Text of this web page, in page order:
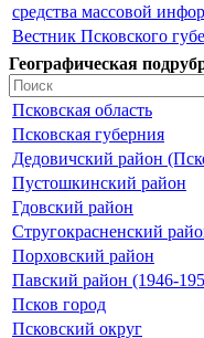
средства массовой
Вестник Псковского
Географическая
Псковская область
Псковская губерния
Дедовичский район
Пустошкинский район
Гдовский район
Стругокрасненский
Порховский район
Павский район (1946-
Псков город
Псковский округ